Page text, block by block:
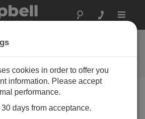
Toggle
対応いたしま
す。* = 必須項目です。
cookies in order to offer you
information. Please accept
performance.
days from acceptance.